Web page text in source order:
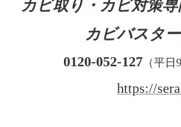
カビ取り・カビ対策
カビバスタ
0120-052-127 （平日
https://